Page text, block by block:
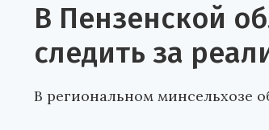
В Пензенской
следить за
В региональном минсельхозе